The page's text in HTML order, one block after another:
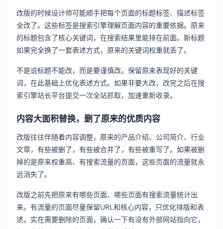
改版的时候设计师可能顺手把每个页面的标题标签、描述标签
全改了。这些标签是搜索引擎理解页面内容的重要依据。原来
的标题包含了核心关键词，在搜索结果里能排在前面。新标题
如果完全换了一套表述方式，原来的关键词权重就丢了。
不是说标题不能改，而是要谨慎改。保留原来表现好的关键
词，在此基础上优化表述方式。如果非要大改，改完之后在搜
索引擎站长平台提交一次全站抓取，加速重新收录。
内容大面积替换，删了原来的优质内容
改版往往伴随着内容调整，原来的产品介绍、公司简介、行业
文章，有些被删了，有些被合并了，有些被重写了。如果被删
掉的是原来权重高、有搜索流量的页面，这些页面的流量就永
远消失了。
改版之前先把原来有哪些页面、哪些页面有搜索流量统计出
来。有流量的页面尽量保留URL和核心内容，只优化排版和表
述。实在需要删除的页面，确认一下有没有外部网站指向它，